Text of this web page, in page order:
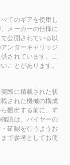
てのギアを使用し
メーカーの仕様に
公開されている以
ンダーキャリッジ
されています。こ
ことがあります。
際に積載された状
された機械の構成
搬出する前に、す
認は、バイヤーの
確認を行うようお
で参考としてお使